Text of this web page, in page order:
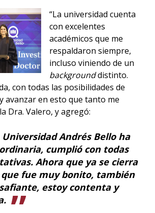
“La universidad cuenta
con excelentes
académicos que me
respaldaron siempre,
incluso viniendo de un
backgrounddistinto.
con todas las posibilidades de
avanzar en esto que tanto me
Dra. Valero, y agregó:
Andrés Bello ha
cumplió con todas
Ahora que ya se cierra
que fue muy bonito, también
estoy contenta y